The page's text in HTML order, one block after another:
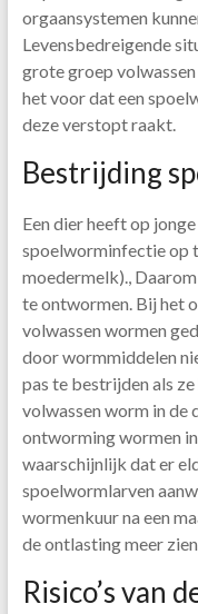
orgaansystemen
Levensbedreigende
grote groep
het voor dat een
deze verstopt raakt.
Bestrijding
Een dier heeft op
spoelworminfectie op
moedermelk).,
te ontwormen. Bij het
volwassen wormen
door wormmiddelen
pas te bestrijden als
volwassen worm in de
ontworming wormen
waarschijnlijk dat er
spoelwormlarven
wormenkuur na een
de ontlasting meer
Risico’s van